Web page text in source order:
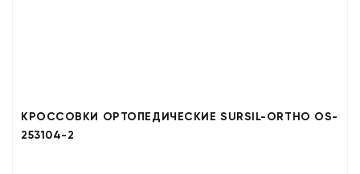
КРОССОВКИ ОРТОПЕДИЧЕСКИЕ SURSIL-ORTHO OS-
253104-2